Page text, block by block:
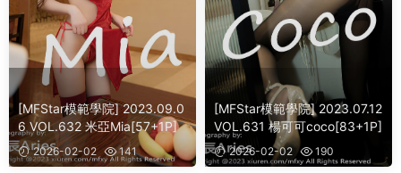
[MFStar模範學院] 2023.09.0
6 VOL.632 米亞Mia[57+1P]
2026-02-02 141
[MFStar模範學院] 2023.07.12
VOL.631 楊可可coco[83+1P]
2026-02-02 190